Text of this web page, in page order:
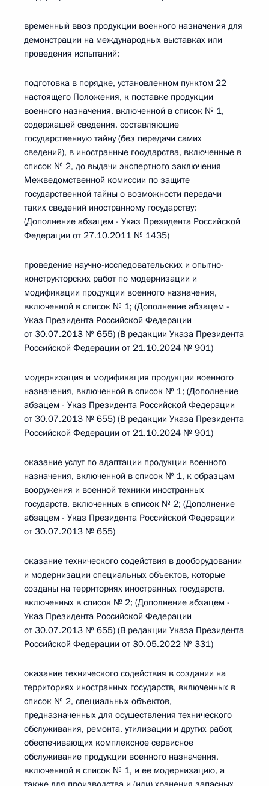
временный ввоз продукции военного назначения для
демонстрации на международных выставках или
проведения испытаний;
подготовка в порядке, установленном пунктом 22
настоящего Положения, к поставке продукции
военного назначения, включенной в список № 1,
содержащей сведения, составляющие
государственную тайну (без передачи самих
сведений), в иностранные государства, включенные в
список № 2, до выдачи экспертного заключения
Межведомственной комиссии по защите
государственной тайны о возможности передачи
таких сведений иностранному государству;
(Дополнение абзацем - Указ Президента Российской
Федерации от 27.10.2011 № 1435)
проведение научно-исследовательских и опытно-
конструкторских работ по модернизации и
модификации продукции военного назначения,
включенной в список № 1; (Дополнение абзацем -
Указ Президента Российской Федерации
от 30.07.2013 № 655) (В редакции Указа Президента
Российской Федерации от 21.10.2024 № 901)
модернизация и модификация продукции военного
назначения, включенной в список № 1; (Дополнение
абзацем - Указ Президента Российской Федерации
от 30.07.2013 № 655) (В редакции Указа Президента
Российской Федерации от 21.10.2024 № 901)
оказание услуг по адаптации продукции военного
назначения, включенной в список № 1, к образцам
вооружения и военной техники иностранных
государств, включенных в список № 2; (Дополнение
абзацем - Указ Президента Российской Федерации
от 30.07.2013 № 655)
оказание технического содействия в дооборудовании
и модернизации специальных объектов, которые
созданы на территориях иностранных государств,
включенных в список № 2; (Дополнение абзацем -
Указ Президента Российской Федерации
от 30.07.2013 № 655) (В редакции Указа Президента
Российской Федерации от 30.05.2022 № 331)
оказание технического содействия в создании на
территориях иностранных государств, включенных в
список № 2, специальных объектов,
предназначенных для осуществления технического
обслуживания, ремонта, утилизации и других работ,
обеспечивающих комплексное сервисное
обслуживание продукции военного назначения,
включенной в список № 1, и ее модернизацию, а